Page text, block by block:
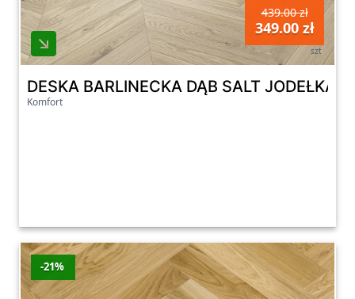
439.00 zł
349.00 zł
szt
DESKA BARLINECKA DĄB SALT JODEŁKA
Komfort
-21%